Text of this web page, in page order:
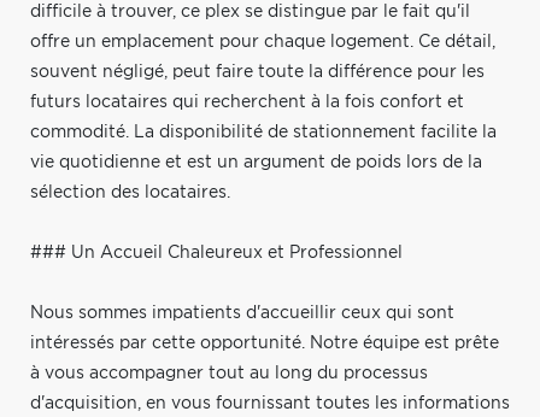
difficile à trouver, ce plex se distingue par le fait qu'il
offre un emplacement pour chaque logement. Ce détail,
souvent négligé, peut faire toute la différence pour les
futurs locataires qui recherchent à la fois confort et
commodité. La disponibilité de stationnement facilite la
vie quotidienne et est un argument de poids lors de la
sélection des locataires.
### Un Accueil Chaleureux et Professionnel
Nous sommes impatients d'accueillir ceux qui sont
intéressés par cette opportunité. Notre équipe est prête
à vous accompagner tout au long du processus
d'acquisition, en vous fournissant toutes les informations